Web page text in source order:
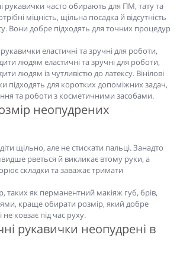
рукавички часто обирають для ПМ, тату та
міцність, щільна посадка й відсутність
Вони добре підходять для точних процедур
еластичні та зручні для роботи,
людям еластичні та зручні для роботи,
людям із чутливістю до латексу. Вінілові
підходять для коротких допоміжних задач,
та роботи з косметичними засобами.
неопудрених
щільно, але не стискати пальці. Занадто
рветься й викликає втому руки, а
складки та заважає тримати
таких як перманентний макіяж губ, брів,
краще обирати розмір, який добре
не ковзає під час руху.
рукавички неопудрені в